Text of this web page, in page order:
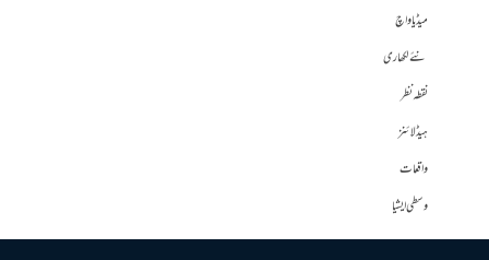
میڈیا واچ
نئے لکھاری
نقطہ نظر
ہیڈلائنز
واقعات
وسطی ایشیا